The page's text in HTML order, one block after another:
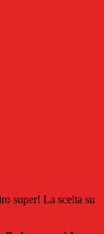
super! La scelta su